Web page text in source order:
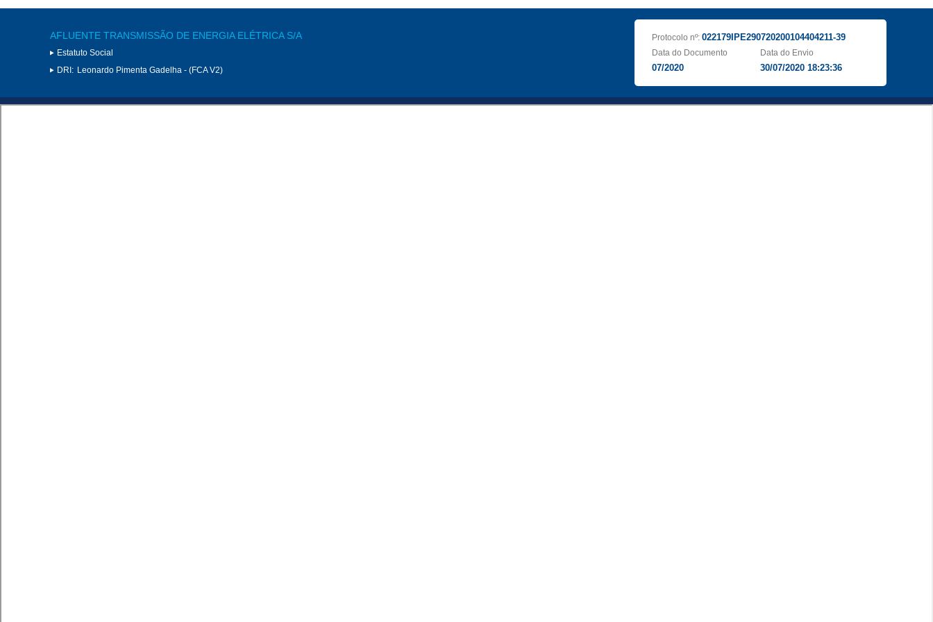
AFLUENTE TRANSMISSÃO DE ENERGIA ELÉTRICA S/A
Estatuto Social
DRI: Leonardo Pimenta Gadelha - (FCA V2)
Protocolo nº: 022179IPE290720200104404211-39
Data do Documento
07/2020
Data do Envio
30/07/2020 18:23:36